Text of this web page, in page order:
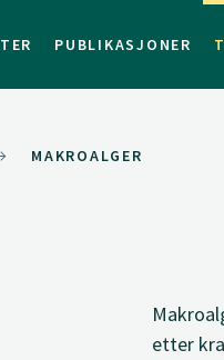
PUBLIKASJONER
MAKROALGER
etter